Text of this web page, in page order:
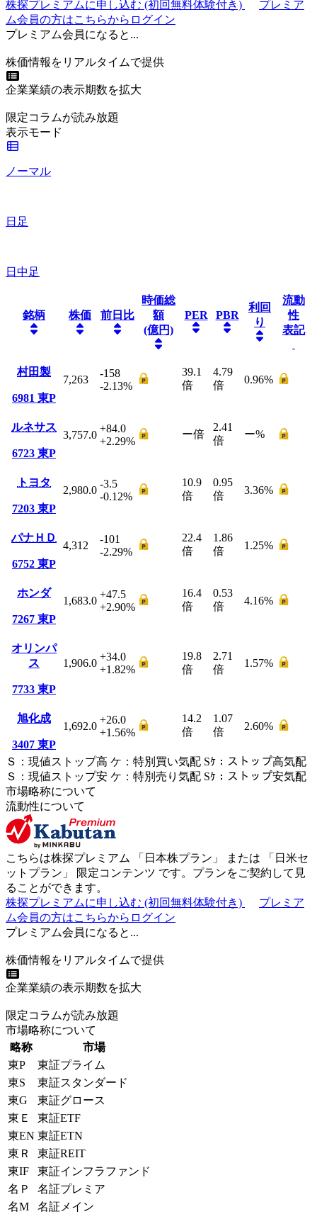
株探プレミアムに申し込む (初回無料体験付き)
プレミア
ム会員の方はこちらからログイン
プレミアム会員になると...
株価情報をリアルタイムで提供
企業業績の表示期数を拡大
限定コラムが読み放題
表示モード
ノーマル
日足
日中足
銘柄 株価 前日比
時価総
額
(億円)
PER PBR
利回
り
流動
性
表記
村田製
6981 東P
7,263
-158
-2.13%
39.1
倍
4.79
倍
0.96%
ルネサス
6723 東P
3,757.0
+84.0
+2.29%
ー倍
2.41
倍
ー%
トヨタ
7203 東P
2,980.0
-3.5
-0.12%
10.9
倍
0.95
倍
3.36%
パナＨＤ
6752 東P
4,312
-101
-2.29%
22.4
倍
1.86
倍
1.25%
ホンダ
7267 東P
1,683.0
+47.5
+2.90%
16.4
倍
0.53
倍
4.16%
オリンパ
ス
7733 東P
1,906.0
+34.0
+1.82%
19.8
倍
2.71
倍
1.57%
旭化成
3407 東P
1,692.0
+26.0
+1.56%
14.2
倍
1.07
倍
2.60%
Ｓ ： 現値ストップ高 ケ ： 特別買い気配 Sｹ ： ストップ高気配
Ｓ ： 現値ストップ安 ケ ： 特別売 り 気配 Sｹ ： ストップ安気配
市場略称について
流動性について
こちらは株探プレミアム 「 日本株プラン 」 または 「 日米セ
ットプラン 」 限定コンテンツ です。プランをご契約して見
ることができます。
株探プレミアムに申し込む (初回無料体験付き)
プレミア
ム会員の方はこちらからログイン
プレミアム会員になると...
株価情報をリアルタイムで提供
企業業績の表示期数を拡大
限定コラムが読み放題
市場略称について
略称
市場
東P
東証プライム
東S
東証スタンダード
東G
東証グロース
東Ｅ
東証ETF
東EN 東証ETN
東Ｒ
東証REIT
東IF
東証インフラファンド
名Ｐ
名証プレミア
名M
名証メイン